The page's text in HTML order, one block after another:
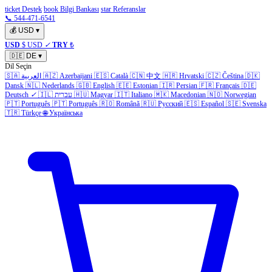
ticket Destek book Bilgi Bankası star Referanslar
📞 544-471-6541
💰 USD ▾
USD $ USD ✓ TRY ₺
🇩🇪 DE ▾
Dil Seçin
🇸🇦 العربية 🇦🇿 Azerbaijani 🇪🇸 Català 🇨🇳 中文 🇭🇷 Hrvatski 🇨🇿 Čeština 🇩🇰
Dansk 🇳🇱 Nederlands 🇬🇧 English 🇪🇪 Estonian 🇮🇷 Persian 🇫🇷 Français 🇩🇪
Deutsch ✓ 🇮🇱 עברית 🇭🇺 Magyar 🇮🇹 Italiano 🇲🇰 Macedonian 🇳🇴 Norwegian
🇵🇹 Português 🇵🇹 Português 🇷🇴 Română 🇷🇺 Русский 🇪🇸 Español 🇸🇪 Svenska
🇹🇷 Türkçe 🌐 Українська